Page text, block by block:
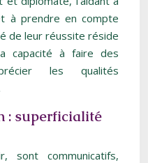
à prendre en compte
de leur réussite réside
capacité à faire des
les qualités
: superficialité
sont communicatifs,